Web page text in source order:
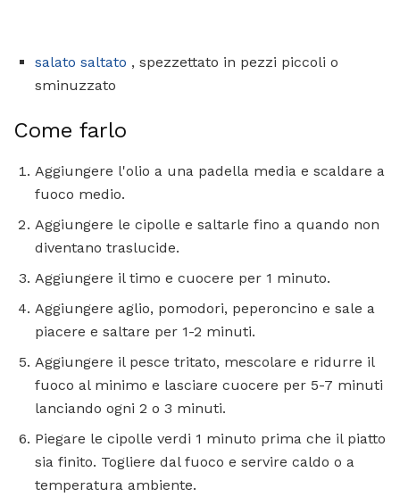
salato saltato , spezzettato in pezzi piccoli o
sminuzzato
Come farlo
Aggiungere l'olio a una padella media e scaldare a
fuoco medio.
Aggiungere le cipolle e saltarle fino a quando non
diventano traslucide.
Aggiungere il timo e cuocere per 1 minuto.
Aggiungere aglio, pomodori, peperoncino e sale a
piacere e saltare per 1-2 minuti.
Aggiungere il pesce tritato, mescolare e ridurre il
fuoco al minimo e lasciare cuocere per 5-7 minuti
lanciando ogni 2 o 3 minuti.
Piegare le cipolle verdi 1 minuto prima che il piatto
sia finito. Togliere dal fuoco e servire caldo o a
temperatura ambiente.